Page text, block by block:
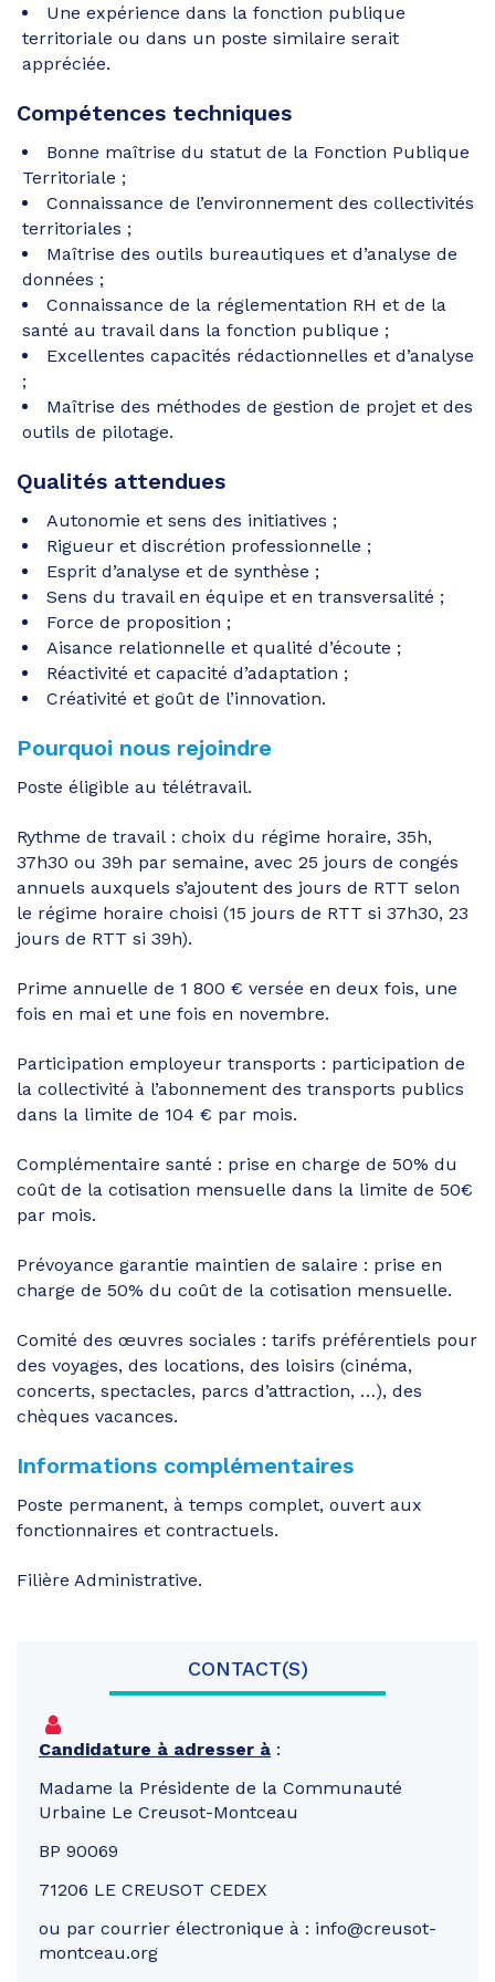
Une expérience dans la fonction publique
territoriale ou dans un poste similaire serait
appréciée.
Compétences techniques
Bonne maîtrise du statut de la Fonction Publique
Territoriale ;
Connaissance de l’environnement des collectivités
territoriales ;
Maîtrise des outils bureautiques et d’analyse de
données ;
Connaissance de la réglementation RH et de la
santé au travail dans la fonction publique ;
Excellentes capacités rédactionnelles et d’analyse
;
Maîtrise des méthodes de gestion de projet et des
outils de pilotage.
Qualités attendues
Autonomie et sens des initiatives ;
Rigueur et discrétion professionnelle ;
Esprit d’analyse et de synthèse ;
Sens du travail en équipe et en transversalité ;
Force de proposition ;
Aisance relationnelle et qualité d’écoute ;
Réactivité et capacité d’adaptation ;
Créativité et goût de l’innovation.
Pourquoi nous rejoindre
Poste éligible au télétravail.
Rythme de travail : choix du régime horaire, 35h,
37h30 ou 39h par semaine, avec 25 jours de congés
annuels auxquels s’ajoutent des jours de RTT selon
le régime horaire choisi (15 jours de RTT si 37h30, 23
jours de RTT si 39h).
Prime annuelle de 1 800 € versée en deux fois, une
fois en mai et une fois en novembre.
Participation employeur transports : participation de
la collectivité à l’abonnement des transports publics
dans la limite de 104 € par mois.
Complémentaire santé : prise en charge de 50% du
coût de la cotisation mensuelle dans la limite de 50€
par mois.
Prévoyance garantie maintien de salaire : prise en
charge de 50% du coût de la cotisation mensuelle.
Comité des œuvres sociales : tarifs préférentiels pour
des voyages, des locations, des loisirs (cinéma,
concerts, spectacles, parcs d’attraction, …), des
chèques vacances.
Informations complémentaires
Poste permanent, à temps complet, ouvert aux
fonctionnaires et contractuels.
Filière Administrative.
CONTACT(S)
Candidature à adresser à :
Madame la Présidente de la Communauté
Urbaine Le Creusot-Montceau
BP 90069
71206 LE CREUSOT CEDEX
ou par courrier électronique à : info@creusot-
montceau.org